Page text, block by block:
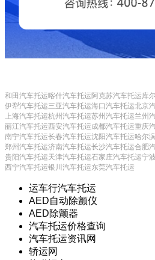
和田汽车托运喀什汽车托运阿克苏汽车托运库
伊犁汽车托运三亚汽车托运海口汽车托运北京
上海汽车托运杭州汽车托运苏州汽车托运兰州
丽江汽车托运西安汽车托运成都汽车托运重庆
南宁汽车托运长春汽车托运沈阳汽车托运哈尔
郑州汽车托运济南汽车托运长沙汽车托运合肥
贵阳汽车托运天津汽车托运石家庄汽车托运宁
西宁汽车托运银川汽车托运东莞汽车托运
运车行汽车托运
AED自动除颤仪
AED除颤器
汽车托运价格查询
汽车托运资讯网
轿运网